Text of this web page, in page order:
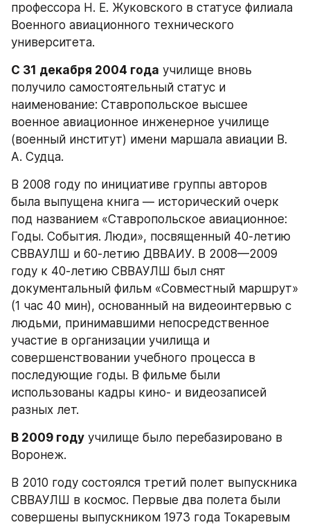
профессора Н. Е. Жуковского в статусе филиала
Военного авиационного технического
университета.
С 31 декабря 2004 года училище вновь
получило самостоятельный статус и
наименование: Ставропольское высшее
военное авиационное инженерное училище
(военный институт) имени маршала авиации В.
А. Судца.
В 2008 году по инициативе группы авторов
была выпущена книга — исторический очерк
под названием «Ставропольское авиационное:
Годы. События. Люди», посвященный 40-летию
СВВАУЛШ и 60-летию ДВВАИУ. В 2008—2009
году к 40-летию СВВАУЛШ был снят
документальный фильм «Совместный маршрут»
(1 час 40 мин), основанный на видеоинтервью с
людьми, принимавшими непосредственное
участие в организации училища и
совершенствовании учебного процесса в
последующие годы. В фильме были
использованы кадры кино- и видеозаписей
разных лет.
В 2009 году училище было перебазировано в
Воронеж.
В 2010 году состоялся третий полет выпускника
СВВАУЛШ в космос. Первые два полета были
совершены выпускником 1973 года Токаревым